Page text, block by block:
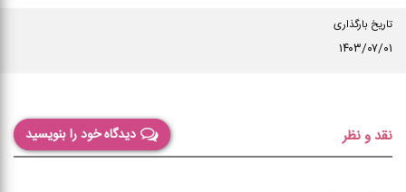
تاریخ بارگذاری
۱۴۰۳/۰۷/۰۱
دیدگاه خود را بنویسید نقد و نظر